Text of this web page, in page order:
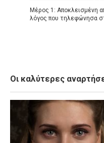
Μέρος 1: Αποκλεισμένη
λόγος που τηλεφώνησα
Οι καλύτερες